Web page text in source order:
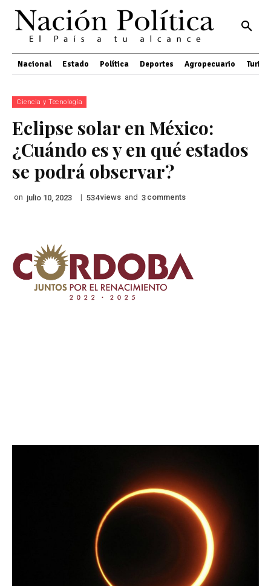
Nacional Estado Política Deportes Agropecuario
Ciencia y Tecnología
Eclipse solar en México:
¿Cuándo es y en qué estados
se podrá observar?
on julio 10, 2023 | 534views and 3 comments